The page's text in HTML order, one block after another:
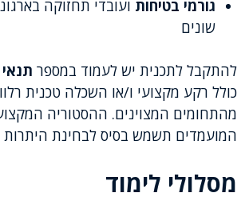
גורמי בטיחות ועובדי תחזוקה
שונים
להתקבל לתכנית יש לעמוד במספר
כולל רקע מקצועי ו/או השכלה טכנית
מהתחומים המצוינים. ההסטוריה
המועמדים תשמש בסיס לבחינת
מסלולי לימוד